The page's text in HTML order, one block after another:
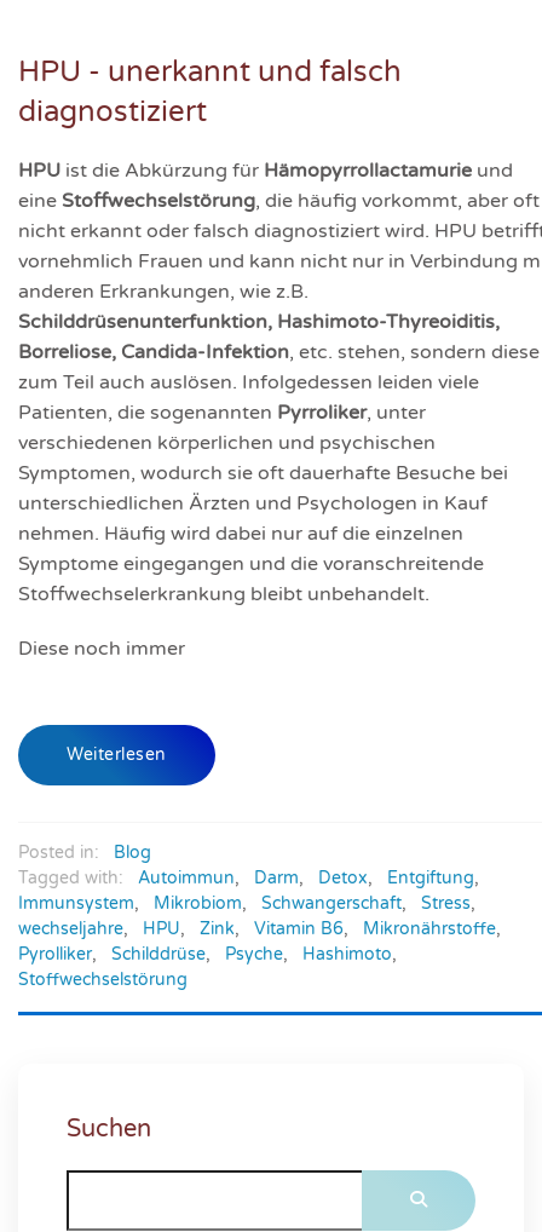
HPU - unerkannt und falsch
diagnostiziert
HPU ist die Abkürzung für Hämopyrrollactamurie und
eine Stoffwechselstörung, die häufig vorkommt, aber oft
nicht erkannt oder falsch diagnostiziert wird. HPU
vornehmlich Frauen und kann nicht nur in Verbindung
anderen Erkrankungen, wie z.B.
Schilddrüsenunterfunktion, Hashimoto-Thyreoiditis,
Borreliose, Candida-Infektion, etc. stehen, sondern diese
zum Teil auch auslösen. Infolgedessen leiden viele
Patienten, die sogenannten Pyrroliker, unter
verschiedenen körperlichen und psychischen
Symptomen, wodurch sie oft dauerhafte Besuche bei
unterschiedlichen Ärzten und Psychologen in Kauf
nehmen. Häufig wird dabei nur auf die einzelnen
Symptome eingegangen und die voranschreitende
Stoffwechselerkrankung bleibt unbehandelt.
Diese noch immer
Weiterlesen
Posted in:
Blog
Tagged with:
Autoimmun, Darm, Detox, Entgiftung,
Immunsystem, Mikrobiom, Schwangerschaft, Stress,
wechseljahre, HPU, Zink, Vitamin B6, Mikronährstoffe,
Pyrolliker, Schilddrüse, Psyche, Hashimoto,
Stoffwechselstörung
Suchen